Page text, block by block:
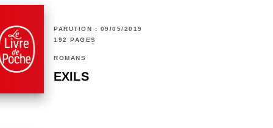
PARUTION : 09/05/2019
192 PAGES
ROMANS
EXILS